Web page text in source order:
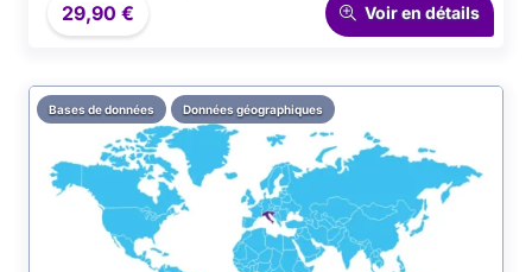
offre un accès exhaustif à l’ensemble des codes
postaux allemands, facilitant l’intégration rapide et
29,90 € Voir en détails
Bases de données Données géographiques